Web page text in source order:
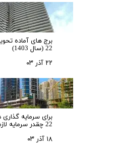
برج های آماده
22 (سال 1403)
۲۲ آذر ۰۳
برای سرمایه‌
22 چقدر سرمایه لازم است؟
۱۸ آذر ۰۳